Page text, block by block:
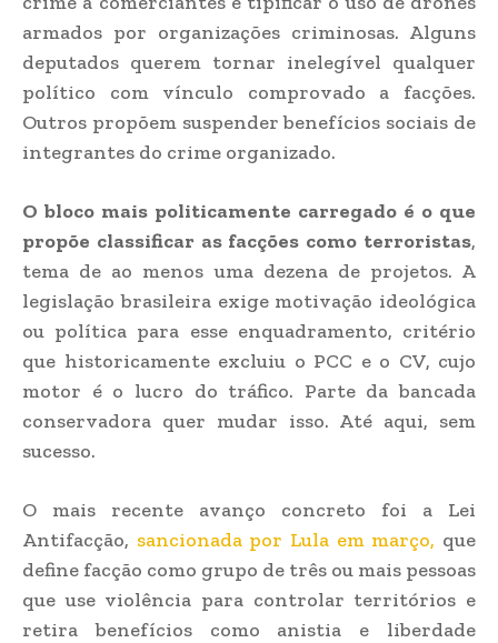
armados por organizações criminosas. Alguns
deputados querem tornar inelegível qualquer
político com vínculo comprovado a facções.
Outros propõem suspender benefícios sociais de
integrantes do crime organizado.
O bloco mais politicamente carregado é o que
propõe classificar as facções como terroristas,
tema de ao menos uma dezena de projetos. A
legislação brasileira exige motivação ideológica
ou política para esse enquadramento, critério
que historicamente excluiu o PCC e o CV, cujo
motor é o lucro do tráfico. Parte da bancada
conservadora quer mudar isso. Até aqui, sem
sucesso.
O mais recente avanço concreto foi a Lei
Antifacção, sancionada por Lula em março, que
define facção como grupo de três ou mais pessoas
que use violência para controlar territórios e
retira benefícios como anistia e liberdade